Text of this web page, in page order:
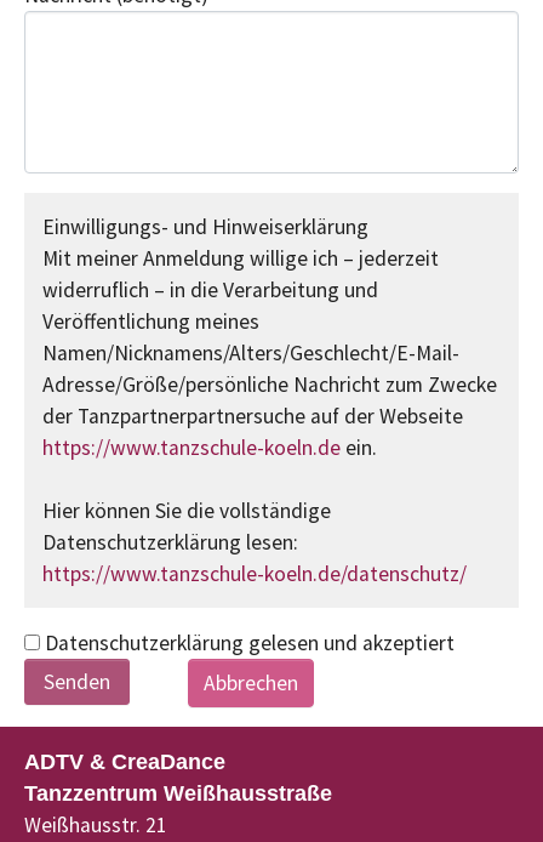
Einwilligungs- und Hinweiserklärung
Mit meiner Anmeldung willige ich – jederzeit
widerruflich – in die Verarbeitung und
Veröffentlichung meines
Namen/Nicknamens/Alters/Geschlecht/E-Mail-
Adresse/Größe/persönliche Nachricht zum Zwecke
der Tanzpartnerpartnersuche auf der Webseite
https://www.tanzschule-koeln.de ein.
Hier können Sie die vollständige
Datenschutzerklärung lesen:
https://www.tanzschule-koeln.de/datenschutz/
Datenschutzerklärung gelesen und akzeptiert
Abbrechen
ADTV & CreaDance
Tanzzentrum Weißhausstraße
Weißhausstr. 21